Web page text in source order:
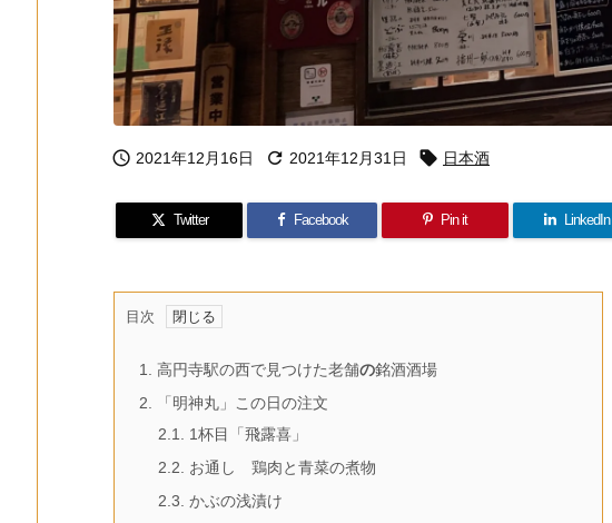
 2021年12月16日  2021年12月31日  日本酒
Twitter Facebook Pin it LinkedIn
目次
1. 高円寺駅の西で見つけた老舗の銘酒酒場
2.
「明神丸」この日の注文
2.1.
1杯目「飛露喜」
2.2.
お通し 鶏肉と青菜の煮物
2.3. かぶの浅漬け